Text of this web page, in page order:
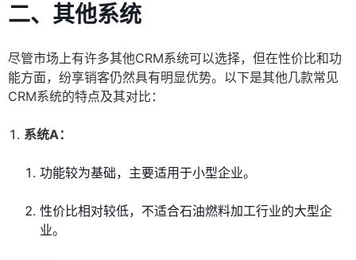
二、其他系统
尽管市场上有许多其他CRM系统可以选择，但在性价比和功
能方面，纷享销客仍然具有明显优势。以下是其他几款常见
CRM系统的特点及其对比：
系统A：
功能较为基础，主要适用于小型企业。
性价比相对较低，不适合石油燃料加工行业的大型企
业。